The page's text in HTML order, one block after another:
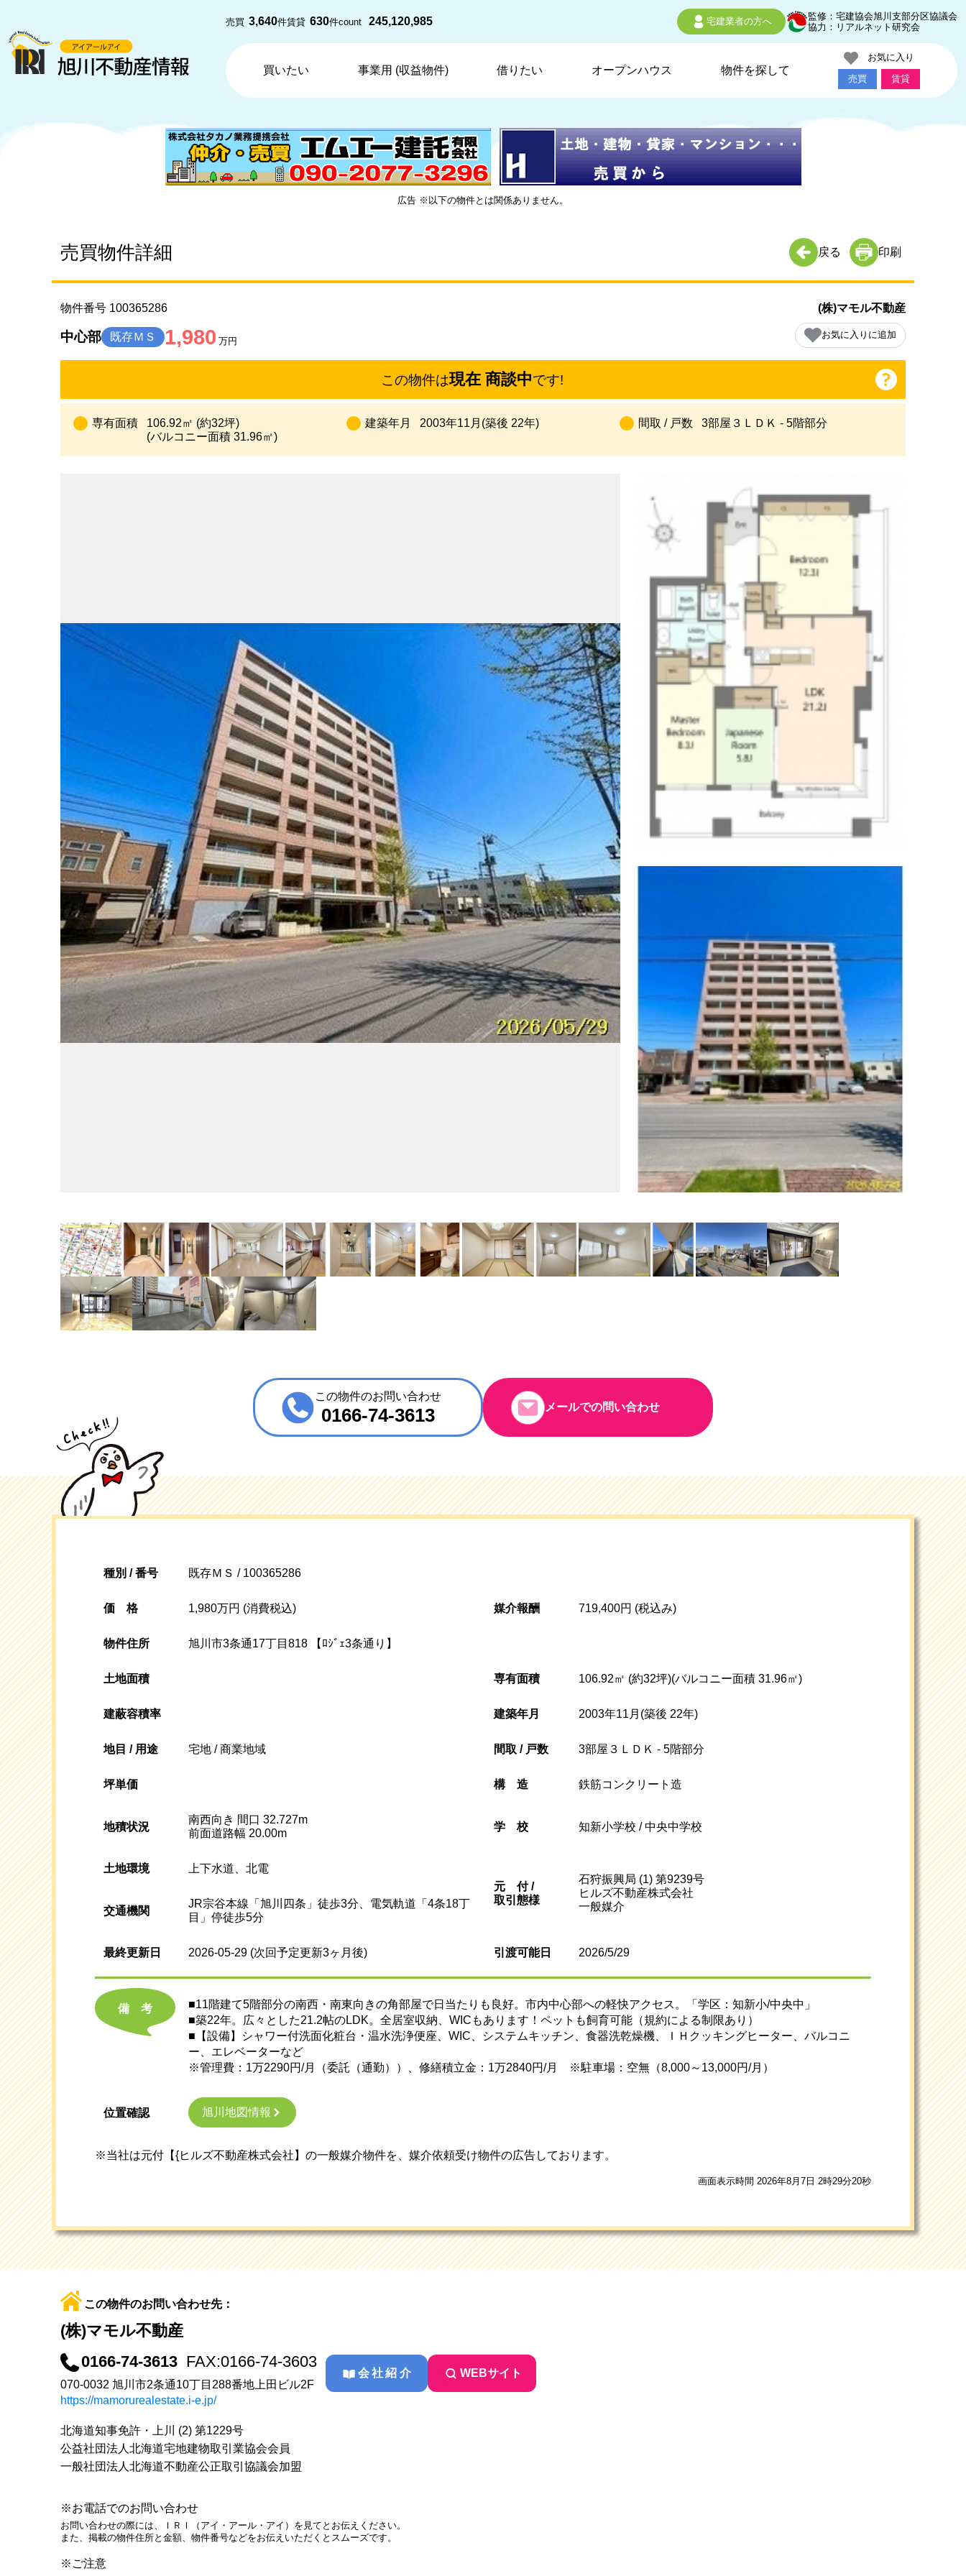
売買 3,640件賃貸 630件count 245,120,985 宅建業者の方へ
監修：宅建協会旭川支部分区協議会
協力：リアルネット研究会
買いたい 事業用 (収益物件) 借りたい オープンハウス 物件を探して
お気に入り
売買
賃貸
広告 ※以下の物件とは関係ありません。
売買物件詳細 戻る 印刷
物件番号 100365286
中心部 既存ＭＳ 1,980 万円
(株)マモル不動産
お気に入りに追加
この物件は現在 商談中です!
専有面積
106.92㎡ (約32坪)
(バルコニー面積 31.96㎡)
建築年月 2003年11月(築後 22年) 間取 / 戸数 3部屋３ＬＤＫ - 5階部分
この物件のお問い合わせ
0166-74-3613 メールでの問い合わせ
種別 / 番号 既存ＭＳ / 100365286
価格 1,980万円 (消費税込) 媒介報酬 719,400円 (税込み)
物件住所 旭川市3条通17丁目818 【ﾛｼﾞｪ3条通り】
土地面積 専有面積 106.92㎡ (約32坪)(バルコニー面積 31.96㎡)
建蔽容積率 建築年月 2003年11月(築後 22年)
地目 / 用途 宅地 / 商業地域 間取 / 戸数 3部屋３ＬＤＫ - 5階部分
坪単価 構造 鉄筋コンクリート造
地積状況
南西向き 間口 32.727m
前面道路幅 20.00m
学校 知新小学校 / 中央中学校
土地環境
上下水道、北電
元 付 /
取引態様
石狩振興局 (1) 第9239号
ヒルズ不動産株式会社
一般媒介
交通機関
JR宗谷本線「旭川四条」徒歩3分、電気軌道「4条18丁
目」停徒歩5分
最終更新日 2026-05-29 (次回予定更新3ヶ月後) 引渡可能日 2026/5/29
備考
■11階建て5階部分の南西・南東向きの角部屋で日当たりも良好。市内中心部への軽快アクセス。「学区：知新小/中央中」
■築22年。広々とした21.2帖のLDK。全居室収納、WICもあります！ペットも飼育可能（規約による制限あり）
■【設備】シャワー付洗面化粧台・温水洗浄便座、WIC、システムキッチン、食器洗乾燥機、ＩＨクッキングヒーター、バルコニ
ー、エレベーターなど
※管理費：1万2290円/月（委託（通勤））、修繕積立金：1万2840円/月 ※駐車場：空無（8,000～13,000円/月）
位置確認 旭川地図情報
※当社は元付【{ヒルズ不動産株式会社】の一般媒介物件を、媒介依頼受け物件の広告しております。
画面表示時間 2026年8月7日 2時29分20秒
この物件のお問い合わせ先：
(株)マモル不動産
0166-74-3613 FAX:0166-74-3603
070-0032 旭川市2条通10丁目288番地上田ビル2F
https://mamorurealestate.i-e.jp/
会社紹介 WEBサイト
北海道知事免許・上川 (2) 第1229号
公益社団法人北海道宅地建物取引業協会会員
一般社団法人北海道不動産公正取引協議会加盟
※お電話でのお問い合わせ
お問い合わせの際には、ＩＲＩ（アイ・アール・アイ）を見てとお伝えください。
また、掲載の物件住所と金額、物件番号などをお伝えいただくとスムーズです。
※ご注意